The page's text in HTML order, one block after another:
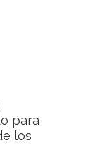
para
los